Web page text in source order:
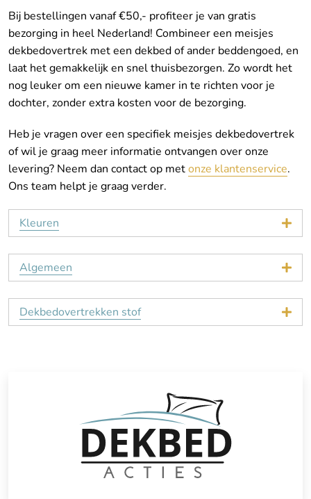
Bij bestellingen vanaf €50,- profiteer je van gratis
bezorging in heel Nederland! Combineer een meisjes
dekbedovertrek met een dekbed of ander beddengoed, en
laat het gemakkelijk en snel thuisbezorgen. Zo wordt het
nog leuker om een nieuwe kamer in te richten voor je
dochter, zonder extra kosten voor de bezorging.
Heb je vragen over een specifiek meisjes dekbedovertrek
of wil je graag meer informatie ontvangen over onze
levering? Neem dan contact op metonze klantenservice.
Ons team helpt je graag verder.
Kleuren
Algemeen
Dekbedovertrekken stof